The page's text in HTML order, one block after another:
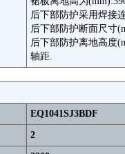
后下部防护采用焊接
后下部防护断面尺寸
后下部防护离地高度
轴距.
EQ1041SJ3BDF
2